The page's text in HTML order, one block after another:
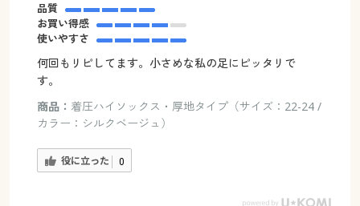
品質
お買い得感
使いやすさ
何回もリピしてます。小さめな私の足にピッタリで
す。
商品： 着圧ハイソックス・厚地タイプ（サイズ：22-24 /
カラー：シルクベージュ）
役に立った 0